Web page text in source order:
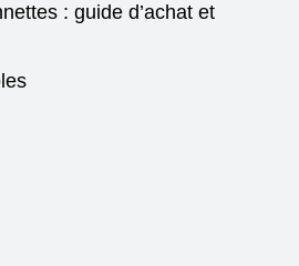
: guide d’achat et